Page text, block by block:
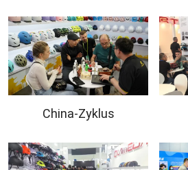
China-Zyklus